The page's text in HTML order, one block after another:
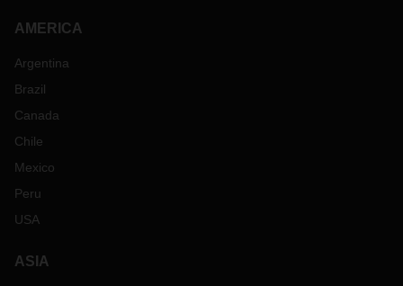
AMERICA
Argentina
Brazil
Canada
Chile
Mexico
Peru
USA
ASIA